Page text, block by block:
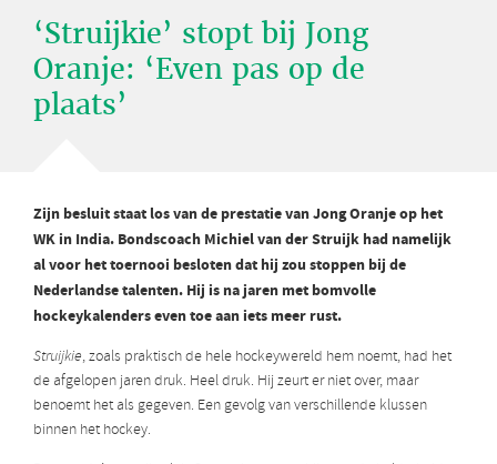
‘Struijkie’ stopt bij Jong
Oranje: ‘Even pas op de
plaats’
Zijn besluit staat los van de prestatie van Jong Oranje op het
WK in India. Bondscoach Michiel van der Struijk had namelijk
al voor het toernooi besloten dat hij zou stoppen bij de
Nederlandse talenten. Hij is na jaren met bomvolle
hockeykalenders even toe aan iets meer rust.
Struijkie, zoals praktisch de hele hockeywereld hem noemt, had het
de afgelopen jaren druk. Heel druk. Hij zeurt er niet over, maar
benoemt het als gegeven. Een gevolg van verschillende klussen
binnen het hockey.